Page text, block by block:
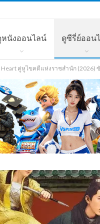
หนังออนไลน์ ดูซีรี่ย์ออน
Heart คู่หูไขคดีแห่งราชสำนัก (2026)